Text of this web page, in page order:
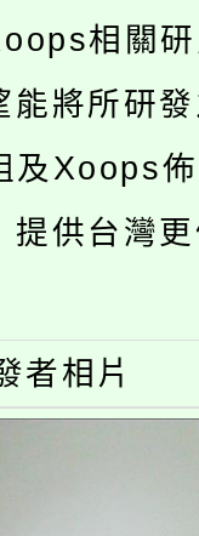
行報名
桃園電
動會8/
舉行。
享有免
收入戶
可洽有
科技中
案入校路
專業人
相關
能將所研
及Xoops
提供台灣
者相片